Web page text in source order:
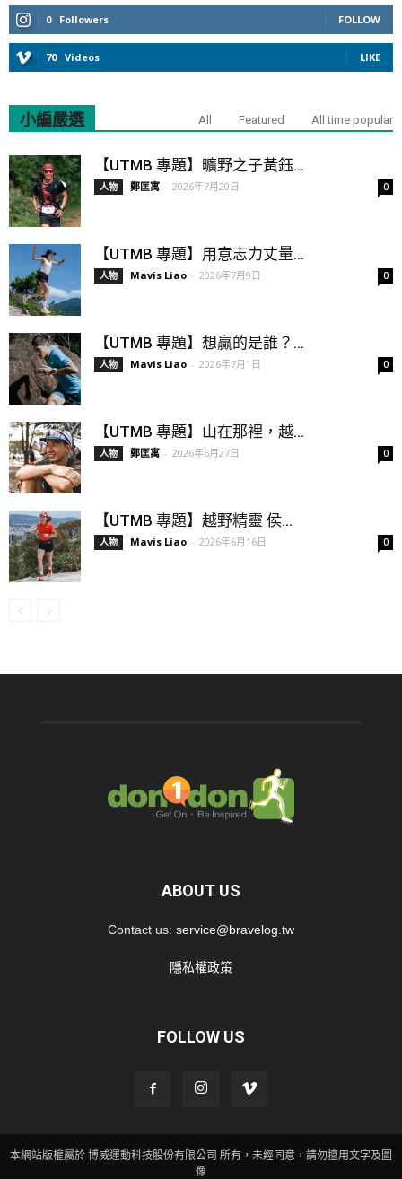
0 Followers FOLLOW
70 Videos LIKE
小編嚴選 All Featured All time popular
【UTMB 專題】曠野之子黃鈺...
人物 鄭匡寓 - 2026年7月20日 0
【UTMB 專題】用意志力丈量...
人物 Mavis Liao - 2026年7月9日 0
【UTMB 專題】想贏的是誰？...
人物 Mavis Liao - 2026年7月1日 0
【UTMB 專題】山在那裡，越...
人物 鄭匡寓 - 2026年6月27日 0
【UTMB 專題】越野精靈 侯...
人物 Mavis Liao - 2026年6月16日 0
ABOUT US
Contact us: service@bravelog.tw
隱私權政策
FOLLOW US
本網站版權屬於 博威運動科技股份有限公司 所有，未經同意，請勿擅用文字及圖
像